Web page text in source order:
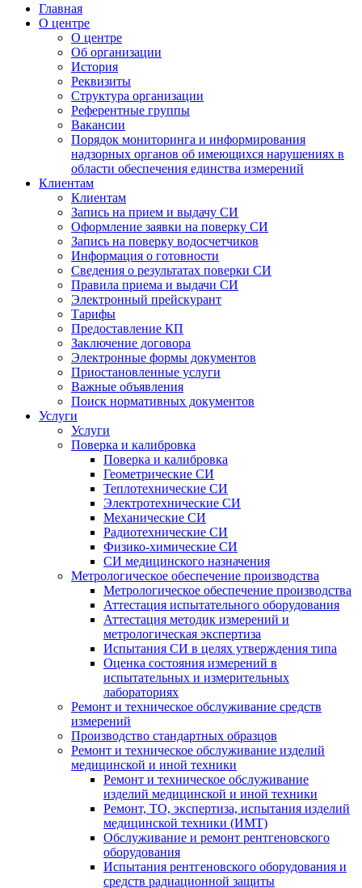
Главная
О центре
О центре
Об организации
История
Реквизиты
Структура организации
Референтные группы
Вакансии
Порядок мониторинга и информирования
надзорных органов об имеющихся нарушениях в
области обеспечения единства измерений
Клиентам
Клиентам
Запись на прием и выдачу СИ
Оформление заявки на поверку СИ
Запись на поверку водосчетчиков
Информация о готовности
Сведения о результатах поверки СИ
Правила приема и выдачи СИ
Электронный прейскурант
Тарифы
Предоставление КП
Заключение договора
Электронные формы документов
Приостановленные услуги
Важные объявления
Поиск нормативных документов
Услуги
Услуги
Поверка и калибровка
Поверка и калибровка
Геометрические СИ
Теплотехнические СИ
Электротехнические СИ
Механические СИ
Радиотехнические СИ
Физико-химические СИ
СИ медицинского назначения
Метрологическое обеспечение производства
Метрологическое обеспечение производства
Аттестация испытательного оборудования
Аттестация методик измерений и
метрологическая экспертиза
Испытания СИ в целях утверждения типа
Оценка состояния измерений в
испытательных и измерительных
лабораториях
Ремонт и техническое обслуживание средств
измерений
Производство стандартных образцов
Ремонт и техническое обслуживание изделий
медицинской и иной техники
Ремонт и техническое обслуживание
изделий медицинской и иной техники
Ремонт, ТО, экспертиза, испытания изделий
медицинской техники (ИМТ)
Обслуживание и ремонт рентгеновского
оборудования
Испытания рентгеновского оборудования и
средств радиационной защиты